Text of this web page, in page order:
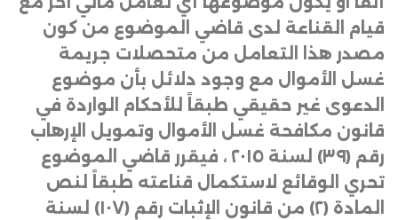
قيام القناعة لدى قاضي الموضوع من كون
مصدر هذا التعامل من متحصلات جريمة
غسل الأموال مع وجود دلائل بأن موضوع
الدعوى غير حقيقي طبقاً للأحكام الواردة في
قانون مكافحة غسل الأموال وتمويل الإرهاب
رقم (۳۹) لسنة ۲۰۱ ٥ ، فيقرر قاضي الموضوع
تحري الوقائع لاستكمال قناعته طبقاً لنص
المادة (۲) من قانون الإثبات رقم (۱۰۷)
لسنة